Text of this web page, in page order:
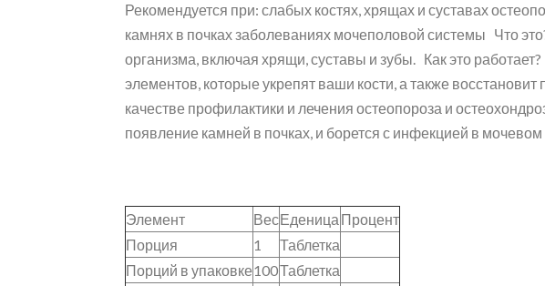
Рекомендуется при: слабых костях, хрящах и суставах
камнях в почках заболеваниях мочеполовой системы Что
организма, включая хрящи, суставы и зубы. Как это
элементов, которые укрепят ваши кости, а также
качестве профилактики и лечения остеопороза и
появление камней в почках, и борется с инфекцией в
Элемент ВесЕденица Процент
Порция
1
Таблетка
Порций в упаковке100Таблетка